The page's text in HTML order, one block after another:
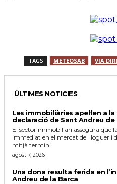
TAGS METEOSAB VIA
ÚLTIMES NOTICIES
Les immobiliàries apel·len a
declaració de Sant Andreu
El sector immobiliari assegura que
immediat en el mercat del lloguer i
mitjà termini.
agost 7, 2026
Una dona resulta ferida en
Andreu de la Barca